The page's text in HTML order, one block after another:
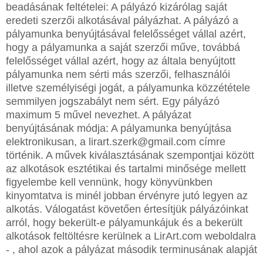
beadásának feltételei: A pályázó kizárólag saját
eredeti szerzői alkotásával pályázhat. A pályázó a
pályamunka benyújtásával felelősséget vállal azért,
hogy a pályamunka a saját szerzői műve, továbbá
felelősséget vállal azért, hogy az általa benyújtott
pályamunka nem sérti más szerzői, felhasználói
illetve személyiségi jogát, a pályamunka közzététele
semmilyen jogszabályt nem sért. Egy pályázó
maximum 5 művel nevezhet. A pályázat
benyújtásának módja: A pályamunka benyújtása
elektronikusan, a lirart.szerk@gmail.com címre
történik. A művek kiválasztásának szempontjai között
az alkotások esztétikai és tartalmi minősége mellett
figyelembe kell vennünk, hogy könyvünkben
kinyomtatva is minél jobban érvényre jutó legyen az
alkotás. Válogatást követően értesítjük pályázóinkat
arról, hogy bekerült-e pályamunkájuk és a bekerült
alkotások feltöltésre kerülnek a LirArt.com weboldalra
- , ahol azok a pályázat második terminusának alapját